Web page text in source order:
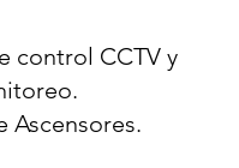
control CCTV y
Ascensores.